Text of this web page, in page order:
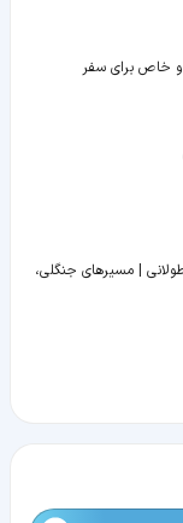
| مسیرهای جنگلی،